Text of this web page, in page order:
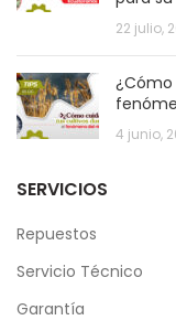
22 julio,
4 junio,
SERVICIOS
Repuestos
Servicio Técnico
Garantía